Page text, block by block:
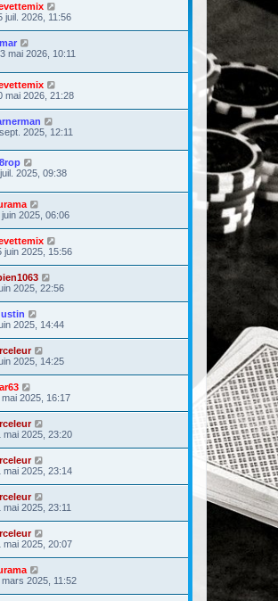
juil. 2026, 11:56
mai 2026, 10:11
mai 2026, 21:28
2025, 12:11
2025, 09:38
2025, 06:06
juin 2025, 15:56
2025, 22:56
2025, 14:44
2025, 14:25
2025, 16:17
mai 2025, 23:20
mai 2025, 23:14
mai 2025, 23:11
mai 2025, 20:07
mars 2025, 11:52